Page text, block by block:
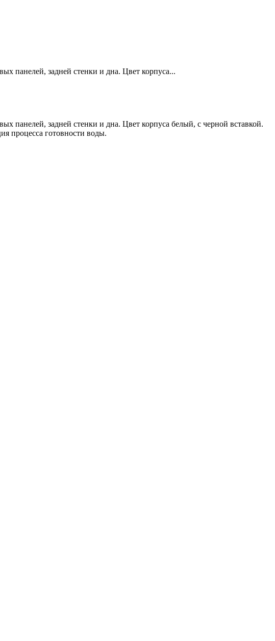
панелей, задней стенки и дна. Цвет корпуса...
панелей, задней стенки и дна. Цвет корпуса белый, с черной вставкой.
процесса готовности воды.